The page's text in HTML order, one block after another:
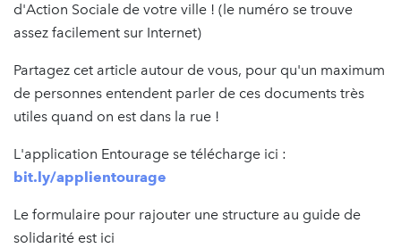
d'Action Sociale de votre ville ! (le numéro se trouve
assez facilement sur Internet)
Partagez cet article autour de vous, pour qu'un maximum
de personnes entendent parler de ces documents très
utiles quand on est dans la rue !
L'application Entourage se télécharge ici :
bit.ly/applientourage
Le formulaire pour rajouter une structure au guide de
solidarité est ici